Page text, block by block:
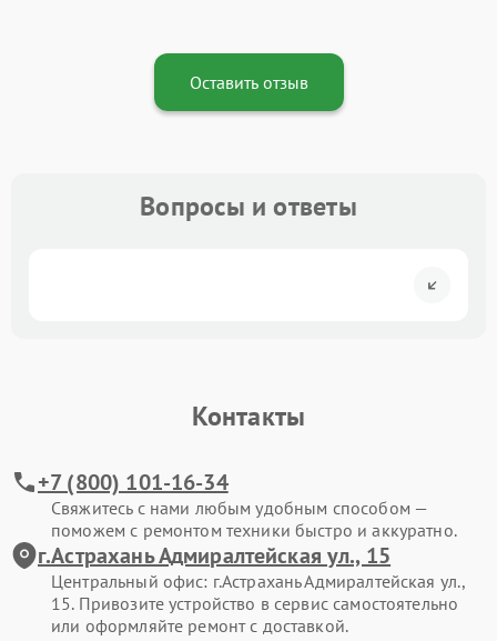
Оставить отзыв
Вопросы и ответы
Контакты
+7 (800) 101-16-34
Свяжитесь с нами любым удобным способом —
поможем с ремонтом техники быстро и аккуратно.
г.Астрахань Адмиралтейская ул., 15
Центральный офис: г.Астрахань Адмиралтейская ул.,
15. Привозите устройство в сервис самостоятельно
или оформляйте ремонт с доставкой.